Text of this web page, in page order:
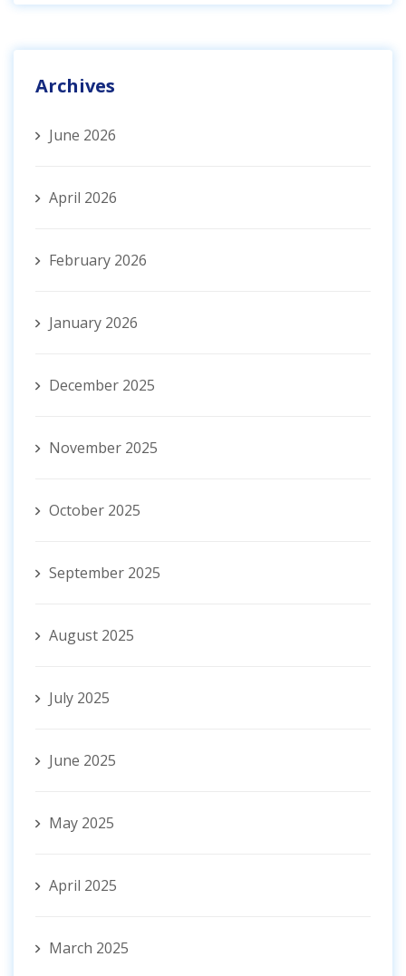
Archives
June 2026
April 2026
February 2026
January 2026
December 2025
November 2025
October 2025
September 2025
August 2025
July 2025
June 2025
May 2025
April 2025
March 2025